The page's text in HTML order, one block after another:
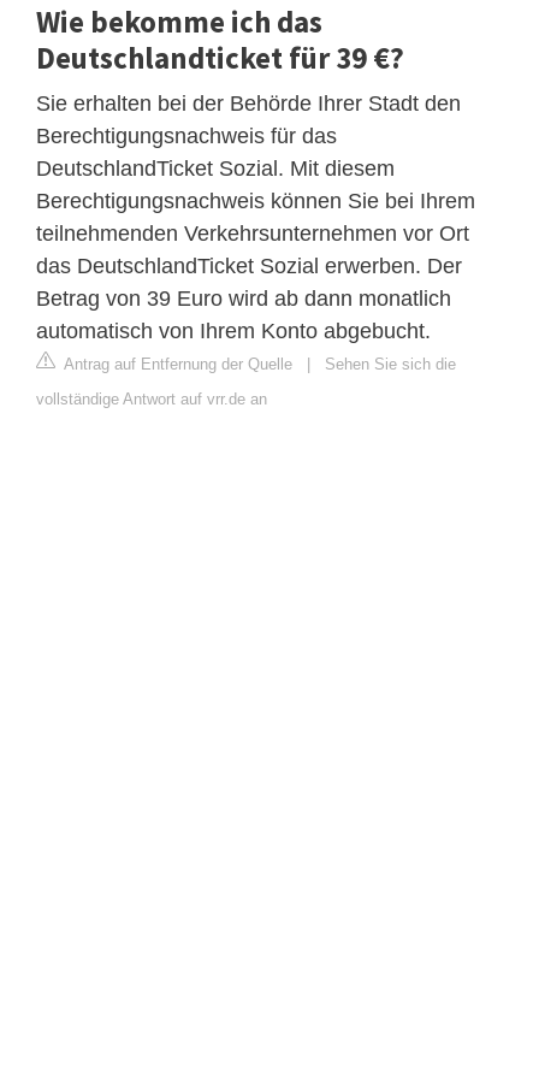
Wie bekomme ich das
Deutschlandticket für 39 €?
Sie erhalten bei der Behörde Ihrer Stadt den
Berechtigungsnachweis für das
DeutschlandTicket Sozial. Mit diesem
Berechtigungsnachweis können Sie bei Ihrem
teilnehmenden Verkehrsunternehmen vor Ort
das DeutschlandTicket Sozial erwerben. Der
Betrag von 39 Euro wird ab dann monatlich
automatisch von Ihrem Konto abgebucht.
Antrag auf Entfernung der Quelle | Sehen Sie sich die
vollständige Antwort auf vrr.de an